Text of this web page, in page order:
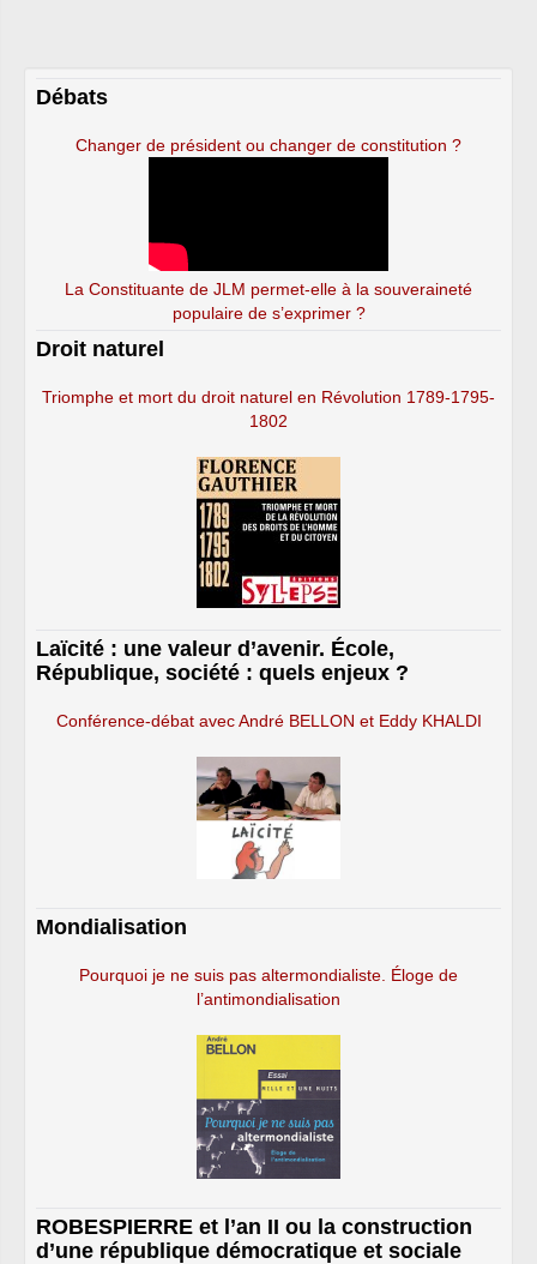
Débats
Changer de président ou changer de constitution ?
La Constituante de JLM permet-elle à la souveraineté
populaire de s’exprimer ?
Droit naturel
Triomphe et mort du droit naturel en Révolution 1789-1795-
1802
Laïcité : une valeur d’avenir. École,
République, société : quels enjeux ?
Conférence-débat avec André BELLON et Eddy KHALDI
Mondialisation
Pourquoi je ne suis pas altermondialiste. Éloge de
l’antimondialisation
ROBESPIERRE et l’an II ou la construction
d’une république démocratique et sociale